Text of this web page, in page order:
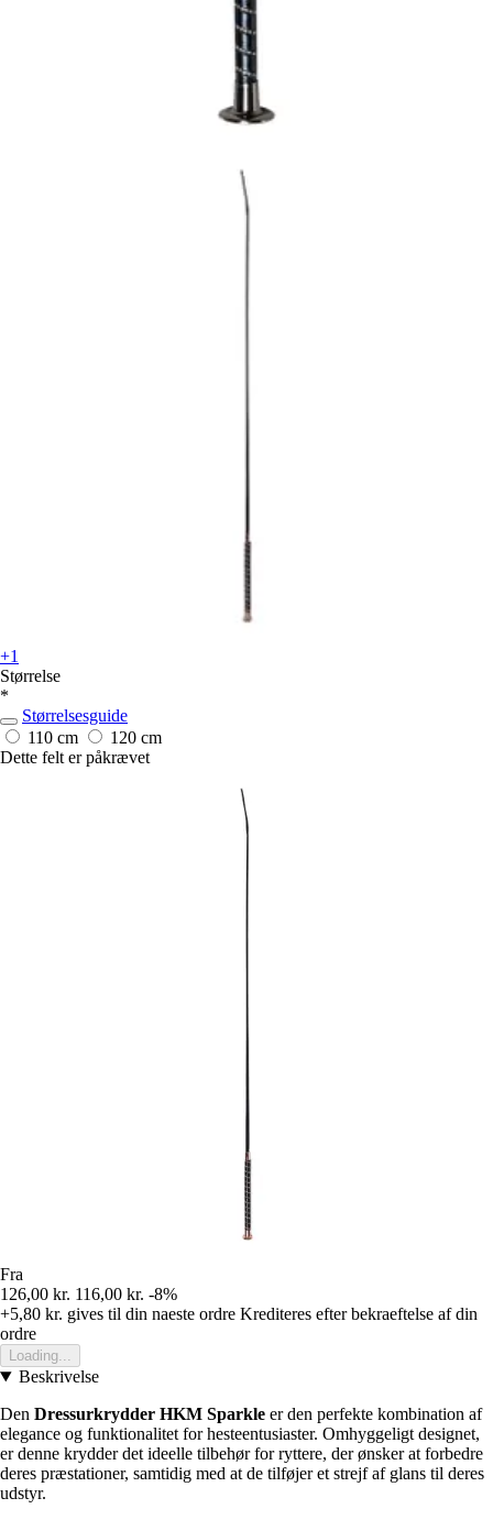
+1
Størrelse
*
Størrelsesguide
110 cm
120 cm
Dette felt er påkrævet
Fra
126,00 kr. 116,00 kr. -8%
+5,80 kr. gives til din naeste ordre Krediteres efter bekraeftelse af din
ordre
Loading...
Beskrivelse
Den Dressurkrydder HKM Sparkle er den perfekte kombination af
elegance og funktionalitet for hesteentusiaster. Omhyggeligt designet,
er denne krydder det ideelle tilbehør for ryttere, der ønsker at forbedre
deres præstationer, samtidig med at de tilføjer et strejf af glans til deres
udstyr.